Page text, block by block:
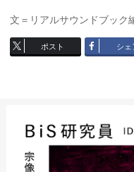
文＝リアルサウンドブック
ポスト シェ